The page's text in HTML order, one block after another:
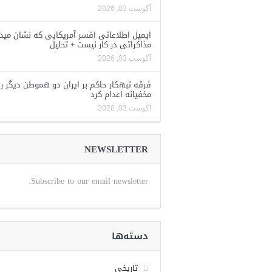
آگوست 03, 2026
ایمیل اطلاعاتی افسر آمریکایی که نشان
مذاکراتی در کار نیست + تحلیل
آگوست 03, 2026
فرقه تبهکار حاکم بر ایران دو هموطن دیگر
مخفیانه اعدام کرد
آگوست 03, 2026
NEWSLETTER
Subscribe to our email newsletter.
دسته‌ها
تاریخی